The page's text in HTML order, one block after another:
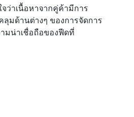
ว่าเนื้อหาจากคู่ค้ามีการ
มด้านต่างๆ ของการจัดการ
มน่าเชื่อถือของฟีดที่